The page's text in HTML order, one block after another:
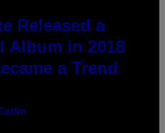
Released a
Album in 2018
a Trend